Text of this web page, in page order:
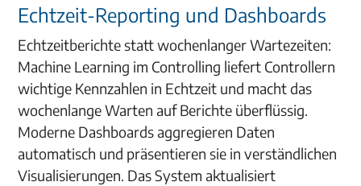
Echtzeit-Reporting und Dashboards
Echtzeitberichte statt wochenlanger Wartezeiten:
Machine Learning im Controlling liefert Controllern
wichtige Kennzahlen in Echtzeit und macht das
wochenlange Warten auf Berichte überflüssig.
Moderne Dashboards aggregieren Daten
automatisch und präsentieren sie in verständlichen
Visualisierungen. Das System aktualisiert